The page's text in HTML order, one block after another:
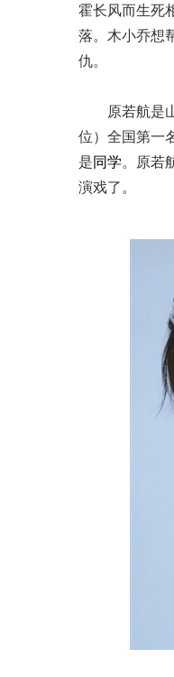
霍长风而生死
落。木小乔想
仇。
原若航是
位）全国第一
是同学。原若
演戏了。